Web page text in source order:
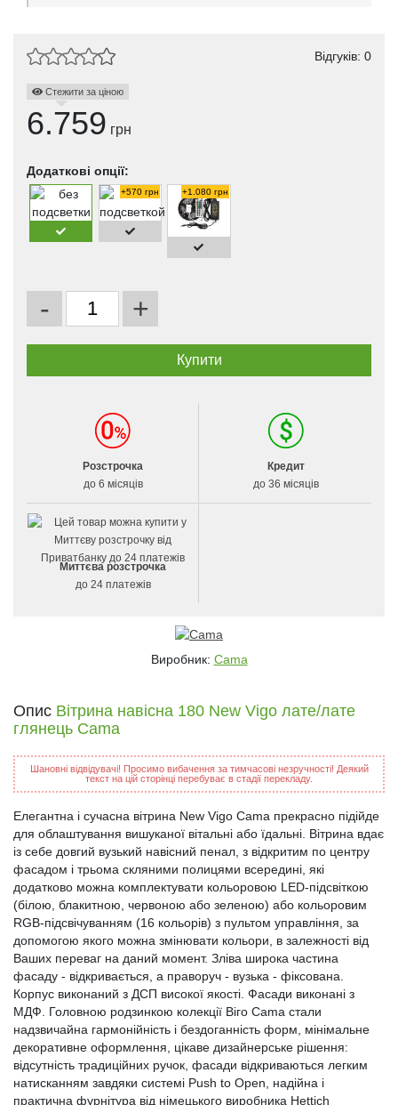
Відгуків: 0
Стежити за ціною
6.759 грн
Додаткові опції:
+570 грн +1.080 грн
- +
Розстрочка
до 6 місяців
Кредит
до 36 місяців
Миттєва розстрочка
до 24 платежів
Виробник: Cama
Опис Вітрина навісна 180 New Vigo лате/лате
глянець Cama
Шановні відвідувачі! Просимо вибачення за тимчасові незручності! Деякий
текст на цій сторінці перебуває в стадії перекладу.
Елегантна і сучасна вітрина New Vigo Cama прекрасно підійде
для облаштування вишуканої вітальні або їдальні. Вітрина вдає
із себе довгий вузький навісний пенал, з відкритим по центру
фасадом і трьома скляними полицями всередині, які
додатково можна комплектувати кольоровою LED-підсвіткою
(білою, блакитною, червоною або зеленою) або кольоровим
RGB-підсвічуванням (16 кольорів) з пультом управління, за
допомогою якого можна змінювати кольори, в залежності від
Ваших переваг на даний момент. Зліва широка частина
фасаду - відкривається, а праворуч - вузька - фіксована.
Корпус виконаний з ДСП високої якості. Фасади виконані з
МДФ. Головною родзинкою колекції Віго Cama стали
надзвичайна гармонійність і бездоганність форм, мінімальне
декоративне оформлення, цікаве дизайнерське рішення:
відсутність традиційних ручок, фасади відкриваються легким
натисканням завдяки системі Push to Open, надійна і
практична фурнітура від німецького виробника Hettich